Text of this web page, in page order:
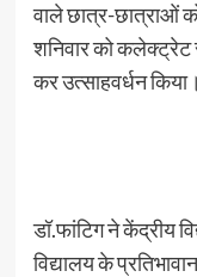
वाले छात्र-छात्राओं
शनिवार को कलेक्ट्रेट
कर उत्साहवर्धन किया।
डॉ.फांटिग ने केंद्रीय
विद्यालय के